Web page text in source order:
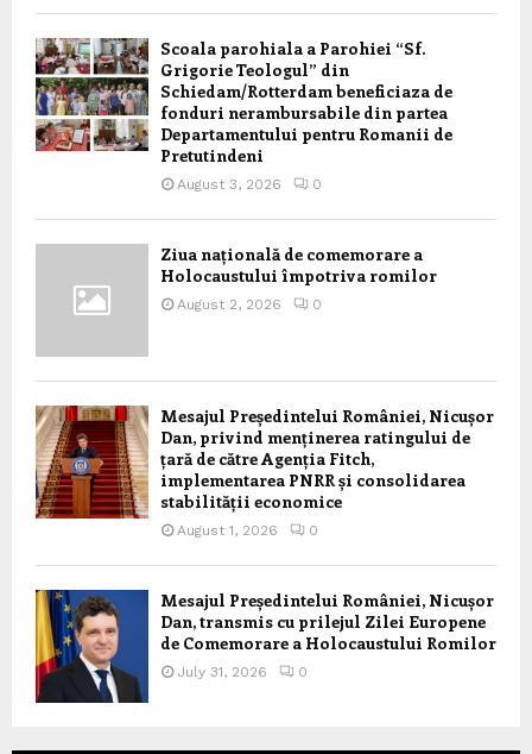
Scoala parohiala a Parohiei “Sf.
Grigorie Teologul” din
Schiedam/Rotterdam beneficiaza de
fonduri nerambursabile din partea
Departamentului pentru Romanii de
Pretutindeni
August 3, 2026 0
Ziua națională de comemorare a
Holocaustului împotriva romilor
August 2, 2026 0
Mesajul Președintelui României, Nicușor
Dan, privind menținerea ratingului de
țară de către Agenția Fitch,
implementarea PNRR și consolidarea
stabilității economice
August 1, 2026 0
Mesajul Președintelui României, Nicușor
Dan, transmis cu prilejul Zilei Europene
de Comemorare a Holocaustului Romilor
July 31, 2026 0